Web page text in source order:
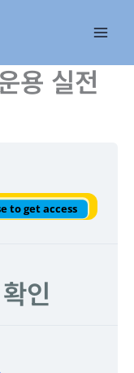
용 실전
to get access
인